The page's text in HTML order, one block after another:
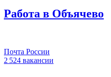
Работа в Объячево
Почта России
2 524 вакансии